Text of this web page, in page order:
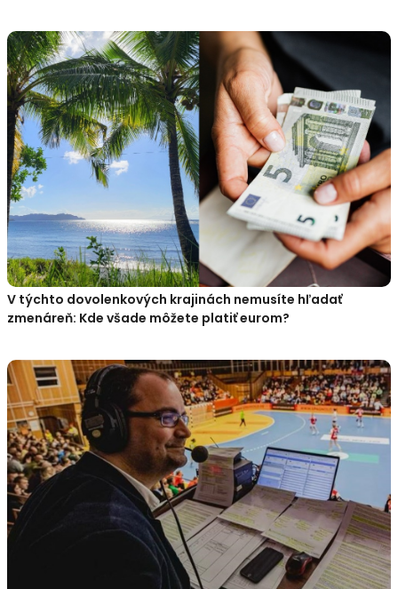
V týchto dovolenkových krajinách nemusíte hľadať
zmenáreň: Kde všade môžete platiť eurom?